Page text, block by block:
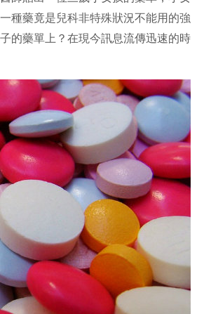
種藥竟是兒科非特殊狀況不能用的強
的藥單上？在現今訊息流傳迅速的時